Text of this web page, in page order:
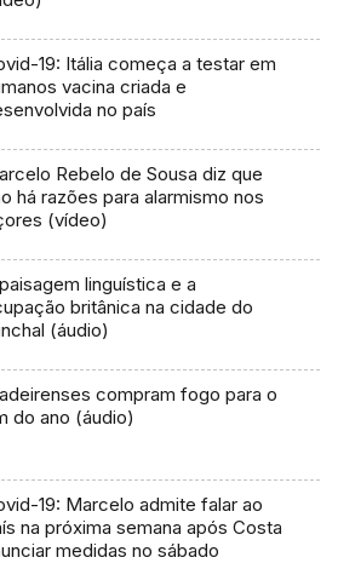
19: Itália começa a testar em
vacina criada e
no país
Rebelo de Sousa diz que
há razões para alarmismo nos
(vídeo)
linguística e a
britânica na cidade do
(áudio)
compram fogo para o
do ano (áudio)
19: Marcelo admite falar ao
na próxima semana após Costa
medidas no sábado